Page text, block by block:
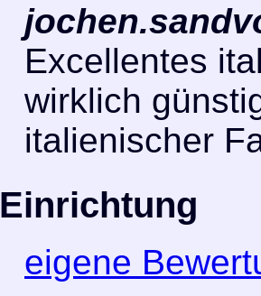
Excellentes
wirklich
italienischer
Einrichtung
eigene